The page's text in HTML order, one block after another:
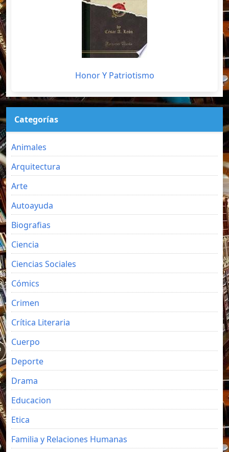
Honor Y Patriotismo
Categorías
Animales
Arquitectura
Arte
Autoayuda
Biografias
Ciencia
Ciencias Sociales
Cómics
Crimen
Crítica Literaria
Cuerpo
Deporte
Drama
Educacion
Etica
Familia y Relaciones Humanas